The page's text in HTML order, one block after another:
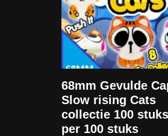
68mm Gevulde
Slow rising Cats
collectie 100
per 100 stuks